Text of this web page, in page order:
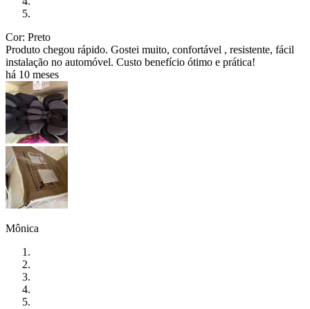
Cor: Preto
Produto chegou rápido. Gostei muito, confortável , resistente, fácil
instalação no automóvel. Custo benefício ótimo e prática!
há 10 meses
Mônica